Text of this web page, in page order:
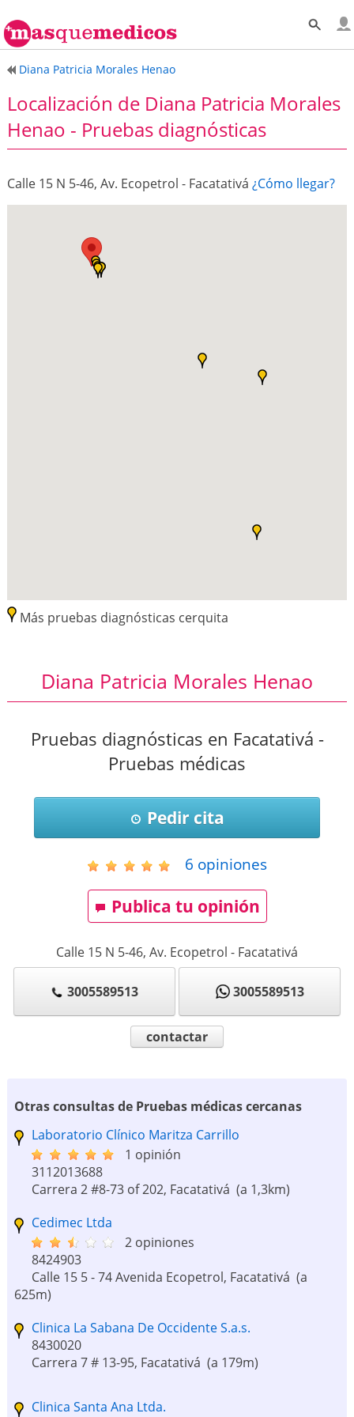
Diana Patricia Morales Henao
Localización de Diana Patricia Morales
Henao - Pruebas diagnósticas
Calle 15 N 5-46, Av. Ecopetrol - Facatativá ¿Cómo llegar?
Más pruebas diagnósticas cerquita
Diana Patricia Morales Henao
Pruebas diagnósticas en Facatativá -
Pruebas médicas
Pedir cita
6 opiniones
Publica tu opinión
Calle 15 N 5-46, Av. Ecopetrol - Facatativá
3005589513 3005589513
contactar
Otras consultas de Pruebas médicas cercanas
Laboratorio Clínico Maritza Carrillo
1 opinión
3112013688
Carrera 2 #8-73 of 202, Facatativá (a 1,3km)
Cedimec Ltda
2 opiniones
8424903
Calle 15 5 - 74 Avenida Ecopetrol, Facatativá (a
625m)
Clinica La Sabana De Occidente S.a.s.
8430020
Carrera 7 # 13-95, Facatativá (a 179m)
Clinica Santa Ana Ltda.